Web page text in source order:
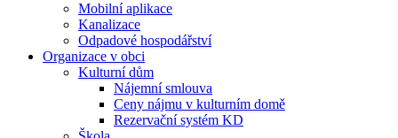
Mobilní aplikace
Kanalizace
Odpadové hospodářství
Organizace v obci
Kulturní dům
Nájemní smlouva
Ceny nájmu v kulturním domě
Rezervační systém KD